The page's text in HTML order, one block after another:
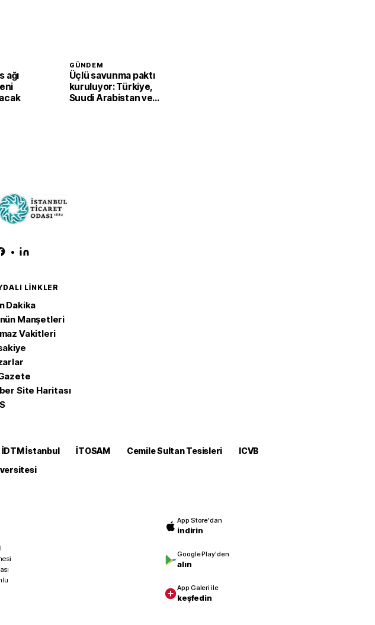
ağı
GÜNDEM
Üçlü savunma paktı
kuruluyor: Türkiye,
Suudi Arabistan ve
•
LINKLER
Dakika
Manşetleri
Vakitleri
Site Haritası
İDTM İstanbul İTOSAM Cemile Sultan Tesisleri
ICVB
App Store'dan
indirin
Google Play'den
alın
App Galeri ile
keşfedin